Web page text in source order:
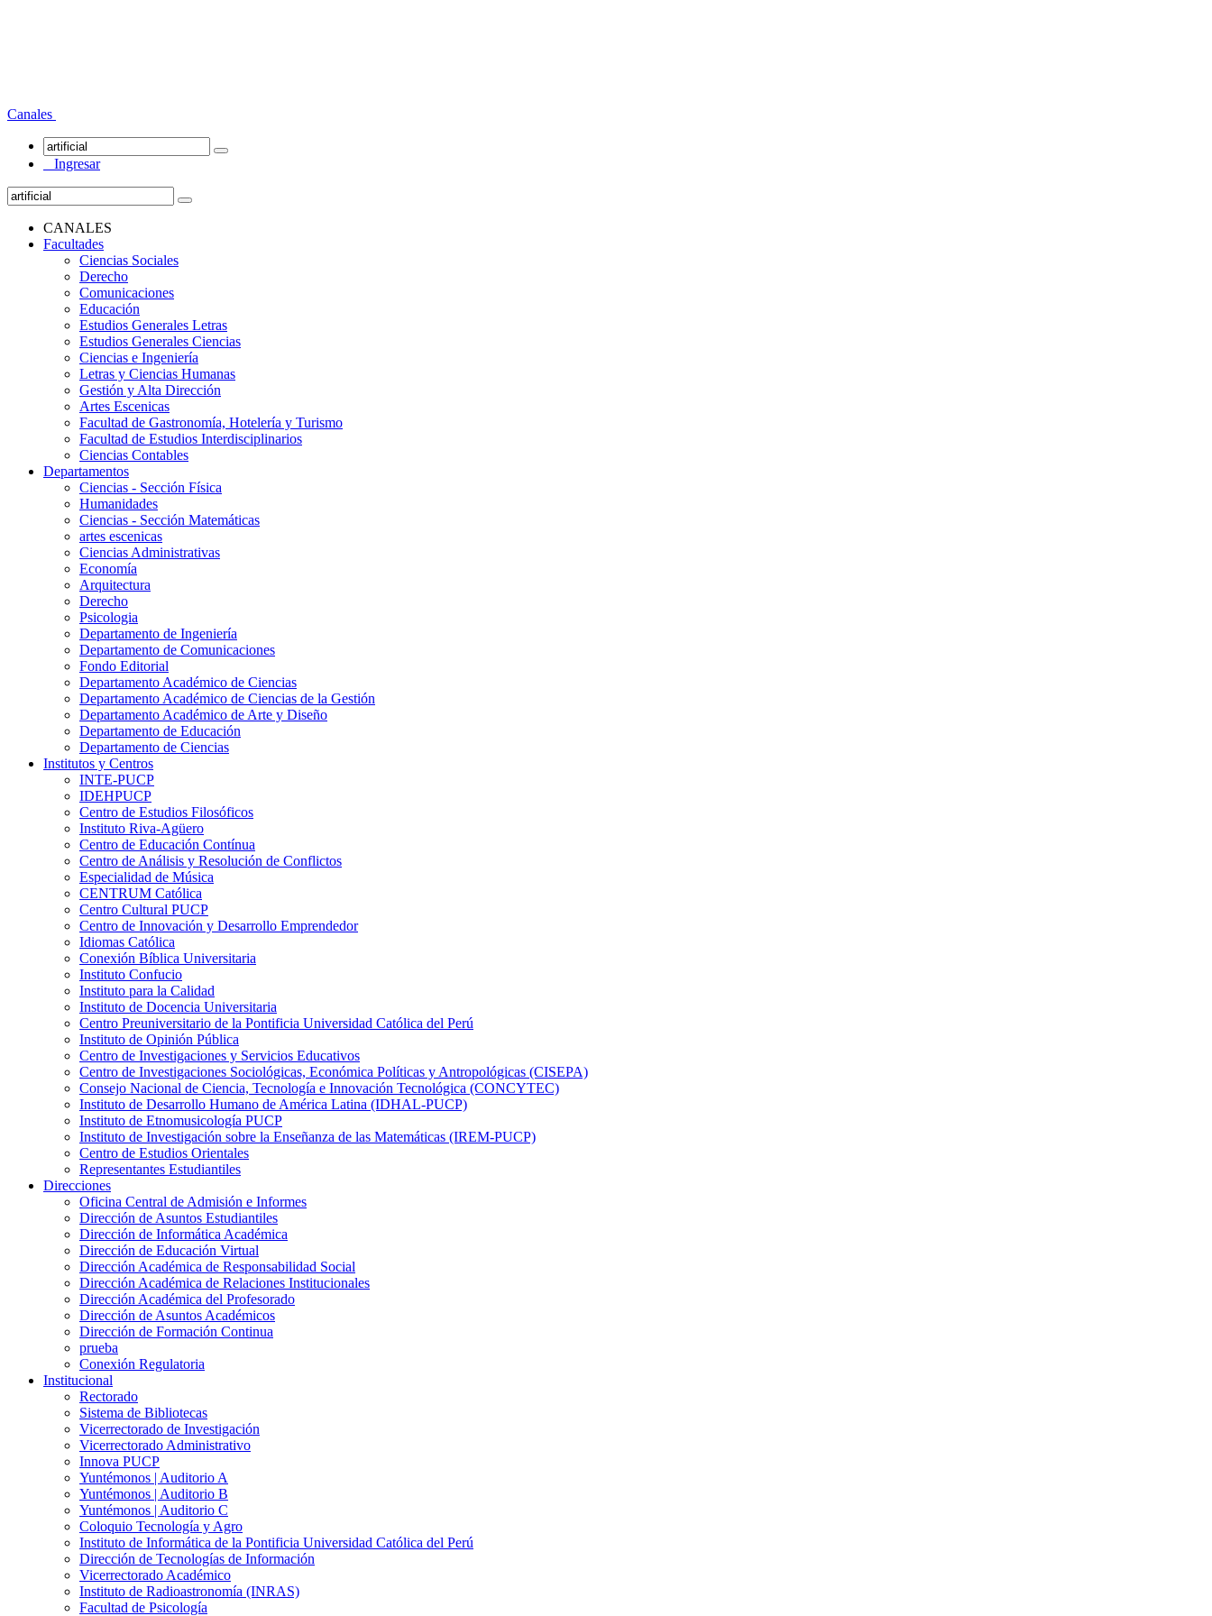
Canales
Ingresar
CANALES
Facultades
Ciencias Sociales
Derecho
Comunicaciones
Educación
Estudios Generales Letras
Estudios Generales Ciencias
Ciencias e Ingeniería
Letras y Ciencias Humanas
Gestión y Alta Dirección
Artes Escenicas
Facultad de Gastronomía, Hotelería y Turismo
Facultad de Estudios Interdisciplinarios
Ciencias Contables
Departamentos
Ciencias - Sección Física
Humanidades
Ciencias - Sección Matemáticas
artes escenicas
Ciencias Administrativas
Economía
Arquitectura
Derecho
Psicologia
Departamento de Ingeniería
Departamento de Comunicaciones
Fondo Editorial
Departamento Académico de Ciencias
Departamento Académico de Ciencias de la Gestión
Departamento Académico de Arte y Diseño
Departamento de Educación
Departamento de Ciencias
Institutos y Centros
INTE-PUCP
IDEHPUCP
Centro de Estudios Filosóficos
Instituto Riva-Agüero
Centro de Educación Contínua
Centro de Análisis y Resolución de Conflictos
Especialidad de Música
CENTRUM Católica
Centro Cultural PUCP
Centro de Innovación y Desarrollo Emprendedor
Idiomas Católica
Conexión Bíblica Universitaria
Instituto Confucio
Instituto para la Calidad
Instituto de Docencia Universitaria
Centro Preuniversitario de la Pontificia Universidad Católica del Perú
Instituto de Opinión Pública
Centro de Investigaciones y Servicios Educativos
Centro de Investigaciones Sociológicas, Económica Políticas y Antropológicas (CISEPA)
Consejo Nacional de Ciencia, Tecnología e Innovación Tecnológica (CONCYTEC)
Instituto de Desarrollo Humano de América Latina (IDHAL-PUCP)
Instituto de Etnomusicología PUCP
Instituto de Investigación sobre la Enseñanza de las Matemáticas (IREM-PUCP)
Centro de Estudios Orientales
Representantes Estudiantiles
Direcciones
Oficina Central de Admisión e Informes
Dirección de Asuntos Estudiantiles
Dirección de Informática Académica
Dirección de Educación Virtual
Dirección Académica de Responsabilidad Social
Dirección Académica de Relaciones Institucionales
Dirección Académica del Profesorado
Dirección de Asuntos Académicos
Dirección de Formación Continua
prueba
Conexión Regulatoria
Institucional
Rectorado
Sistema de Bibliotecas
Vicerrectorado de Investigación
Vicerrectorado Administrativo
Innova PUCP
Yuntémonos | Auditorio A
Yuntémonos | Auditorio B
Yuntémonos | Auditorio C
Coloquio Tecnología y Agro
Instituto de Informática de la Pontificia Universidad Católica del Perú
Dirección de Tecnologías de Información
Vicerrectorado Académico
Instituto de Radioastronomía (INRAS)
Facultad de Psicología